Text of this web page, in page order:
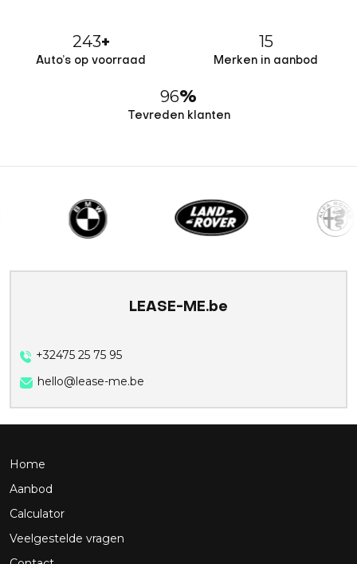
243+
Auto’s op voorraad
15
Merken in aanbod
96%
Tevreden klanten
LEASE-ME.be
+32475 25 75 95
hello@lease-me.be
Home
Aanbod
Calculator
Veelgestelde vragen